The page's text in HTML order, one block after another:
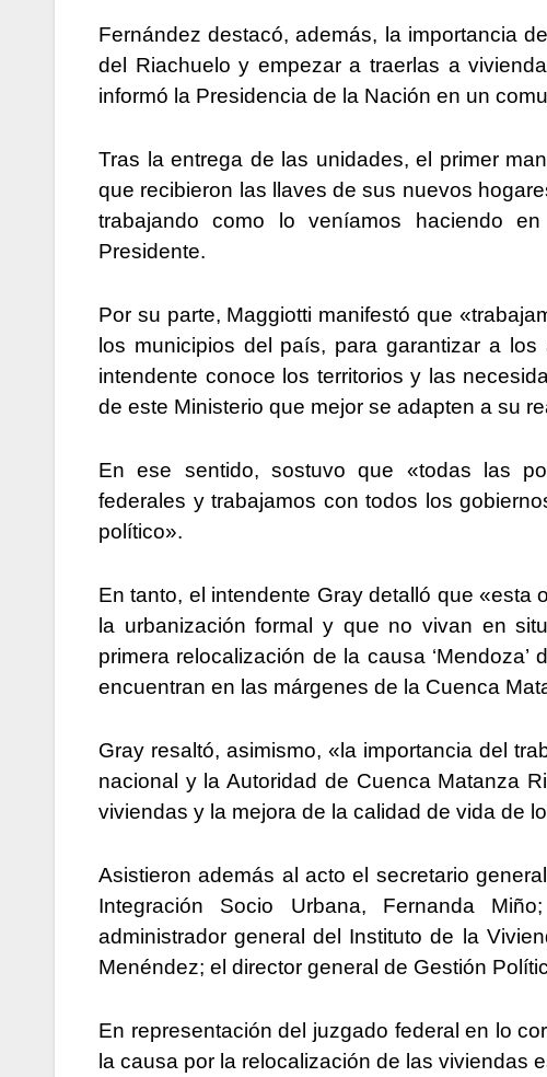
Fernández destacó, además, la importancia
del Riachuelo y empezar a traerlas a
informó la Presidencia de la Nación en un
Tras la entrega de las unidades, el primer
que recibieron las llaves de sus nuevos
trabajando como lo veníamos haciendo
Presidente.
Por su parte, Maggiotti manifestó que
los municipios del país, para garantizar a
intendente conoce los territorios y las
de este Ministerio que mejor se adapten a su
En ese sentido, sostuvo que «todas las
federales y trabajamos con todos los
político».
En tanto, el intendente Gray detalló que
la urbanización formal y que no vivan en
primera relocalización de la causa
encuentran en las márgenes de la Cuenca
Gray resaltó, asimismo, «la importancia del
nacional y la Autoridad de Cuenca Matanza
viviendas y la mejora de la calidad de vida de
Asistieron además al acto el secretario
Integración Socio Urbana, Fernanda
administrador general del Instituto de la
Menéndez; el director general de Gestión
En representación del juzgado federal en lo
la causa por la relocalización de las viviendas